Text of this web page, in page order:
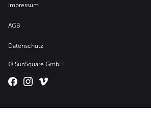
Impressum
AGB
Datenschutz
© SunSquare GmbH